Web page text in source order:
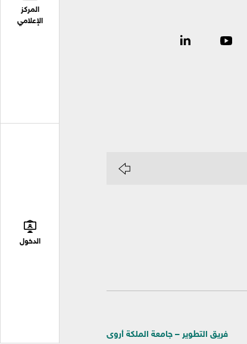
المركز
الإعلامي
الدخول
فريق التطوير – جامعة الملكة أروى